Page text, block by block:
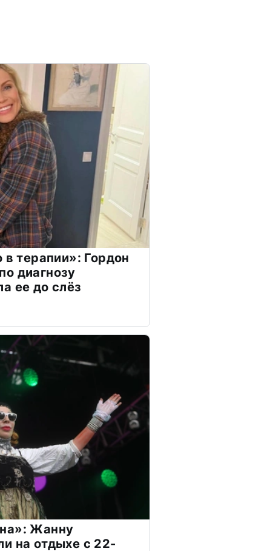
в терапии»: Гордон
диагнозу
ее до слёз
Жанну
на отдыхе с 22-